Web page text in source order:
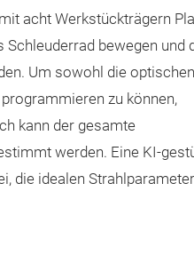
acht Werkstückträgern
bewegen und
Um sowohl die
zu können,
kann der gesamte
werden. Eine KI-
die idealen